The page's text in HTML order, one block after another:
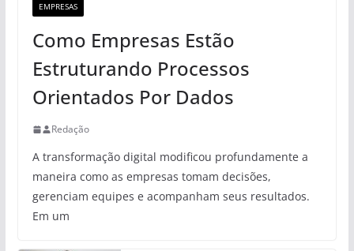
EMPRESAS
Como Empresas Estão
Estruturando Processos
Orientados Por Dados
Redação
A transformação digital modificou profundamente a
maneira como as empresas tomam decisões,
gerenciam equipes e acompanham seus resultados.
Em um